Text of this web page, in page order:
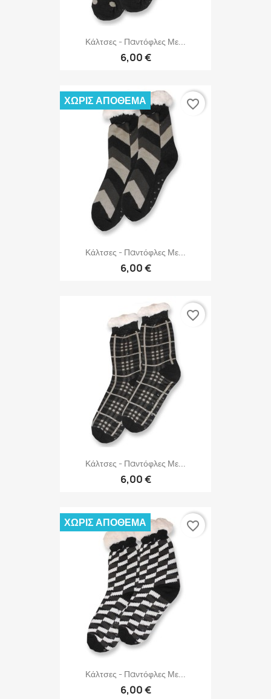
Κάλτσες - Παντόφλες Με...
6,00 €
Κάλτσες - Παντόφλες Με...
6,00 €
ΧΩΡΊΣ ΑΠΌΘΕΜΑ favorite_border
Κάλτσες - Παντόφλες Με...
6,00 €
favorite_border
Κάλτσες - Παντόφλες Με...
6,00 €
ΧΩΡΊΣ ΑΠΌΘΕΜΑ favorite_border